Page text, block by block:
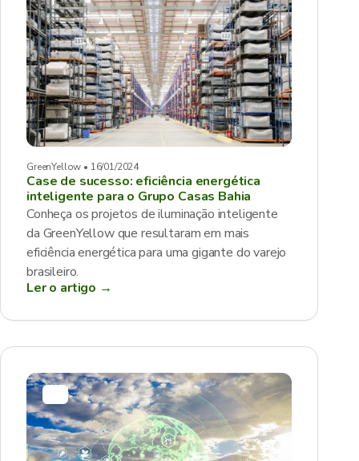
GreenYellow • 16/01/2024
Case de sucesso: eficiência energética
inteligente para o Grupo Casas Bahia
Conheça os projetos de iluminação inteligente
da GreenYellow que resultaram em mais
eficiência energética para uma gigante do varejo
brasileiro.
Ler o artigo →